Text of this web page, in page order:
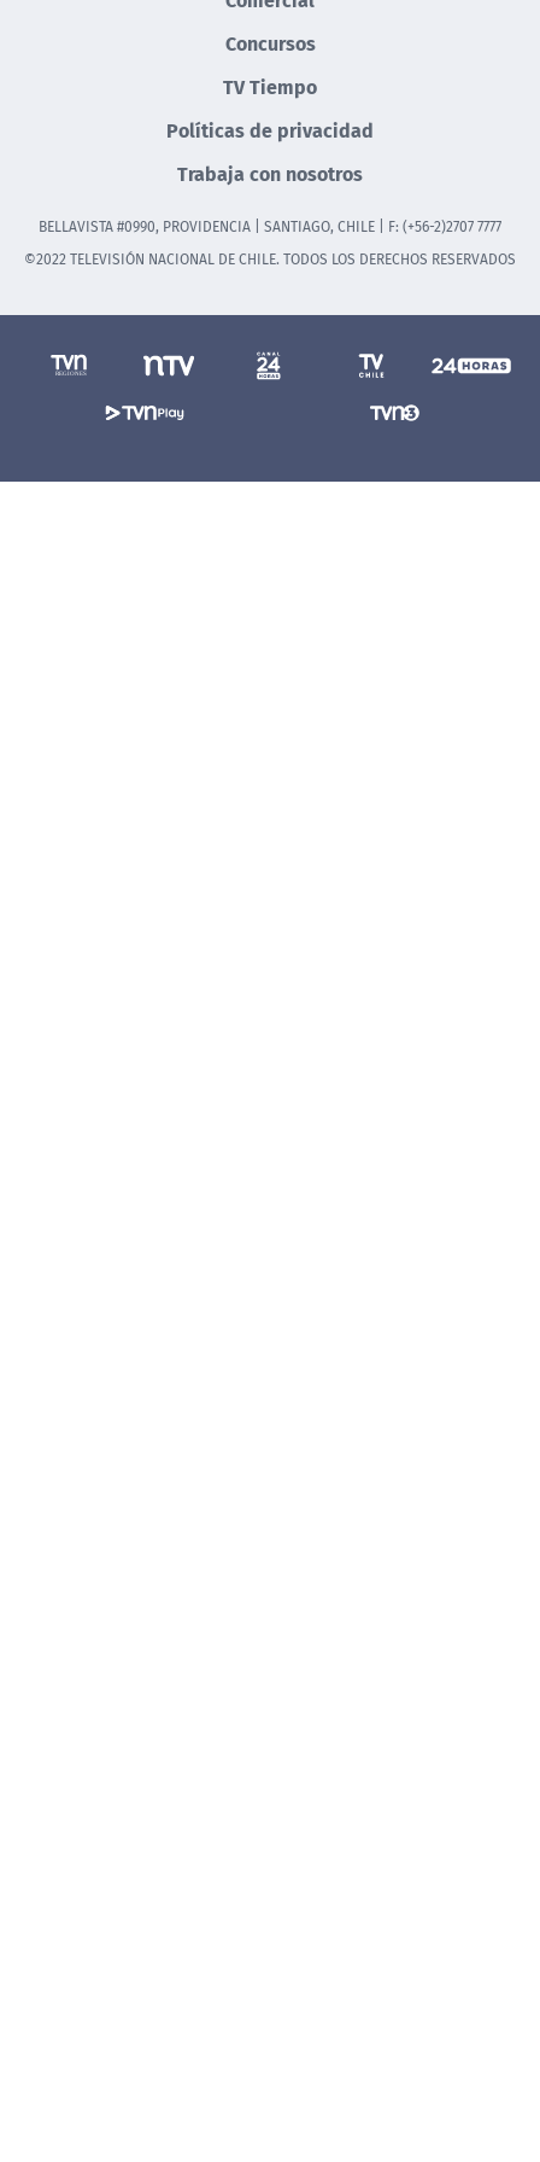
Concursos
TV Tiempo
Políticas de privacidad
Trabaja con nosotros
BELLAVISTA #0990, PROVIDENCIA | SANTIAGO, CHILE | F: (+56-2)2707 7777
©2022 TELEVISIÓN NACIONAL DE CHILE. TODOS LOS DERECHOS RESERVADOS